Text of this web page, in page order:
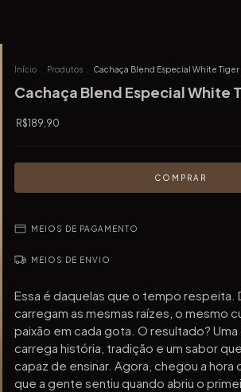
Início Produtos Cachaça Blend Especial White Tiger
Cachaça Blend Especial White
R$189,90
MEIOS DE PAGAMENTO
MEIOS DE ENVIO
Essa é daquelas que o tempo respeita.
carregam as mesmas raízes, o mesmo
paixão em cada gota. O resultado?
carrega história, tradição e um sabor
capaz de ensinar. Agora, chegou a hora
que a gente sentiu quando abriu o